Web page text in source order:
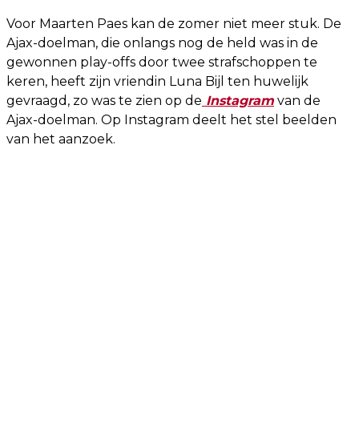
Voor Maarten Paes kan de zomer niet meer stuk. De
Ajax-doelman, die onlangs nog de held was in de
gewonnen play-offs door twee strafschoppen te
keren, heeft zijn vriendin Luna Bijl ten huwelijk
gevraagd, zo was te zien op de Instagram van de
Ajax-doelman. Op Instagram deelt het stel beelden
van het aanzoek.